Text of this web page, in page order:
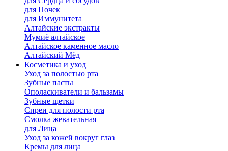
для Почек
для Иммунитета
Алтайские экстракты
Мумиё алтайское
Алтайское каменное масло
Алтайский Мёд
Косметика и уход
Уход за полостью рта
Зубные пасты
Ополаскиватели и бальзамы
Зубные щетки
Спреи для полости рта
Смолка жевательная
для Лица
Уход за кожей вокруг глаз
Кремы для лица